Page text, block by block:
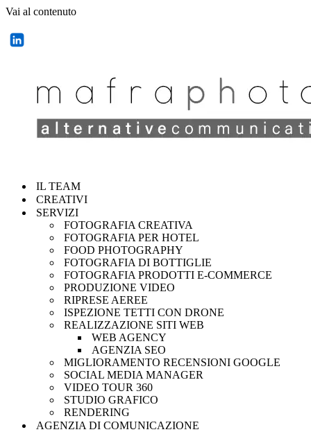
Vai al contenuto
IL TEAM
CREATIVI
SERVIZI
FOTOGRAFIA CREATIVA
FOTOGRAFIA PER HOTEL
FOOD PHOTOGRAPHY
FOTOGRAFIA DI BOTTIGLIE
FOTOGRAFIA PRODOTTI E-COMMERCE
PRODUZIONE VIDEO
RIPRESE AEREE
ISPEZIONE TETTI CON DRONE
REALIZZAZIONE SITI WEB
WEB AGENCY
AGENZIA SEO
MIGLIORAMENTO RECENSIONI GOOGLE
SOCIAL MEDIA MANAGER
VIDEO TOUR 360
STUDIO GRAFICO
RENDERING
AGENZIA DI COMUNICAZIONE